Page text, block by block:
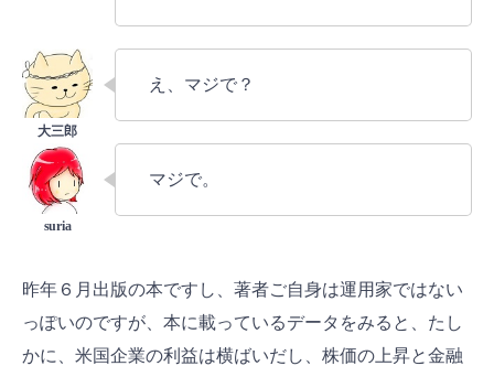
え、マジで？
マジで。
昨年６月出版の本ですし、著者ご自身は運用家ではない
っぽいのですが、本に載っているデータをみると、たし
かに、米国企業の利益は横ばいだし、株価の上昇と金融